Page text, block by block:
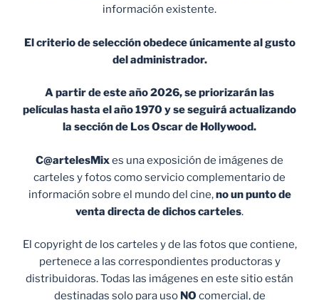
información existente.
El criterio de selección obedece únicamente al gusto
del administrador.
A partir de este año 2026, se priorizarán las
películas hasta el año 1970 y se seguirá actualizando
la sección de Los Oscar de Hollywood.
C@artelesMixes una exposición de imágenes de
carteles y fotos como servicio complementario de
información sobre el mundo del cine,no un punto de
venta directa de dichos carteles.
El copyright de los carteles y de las fotos que contiene,
pertenece a las correspondientes productoras y
distribuidoras. Todas las imágenes en este sitio están
destinadas solo para uso NO comercial, de